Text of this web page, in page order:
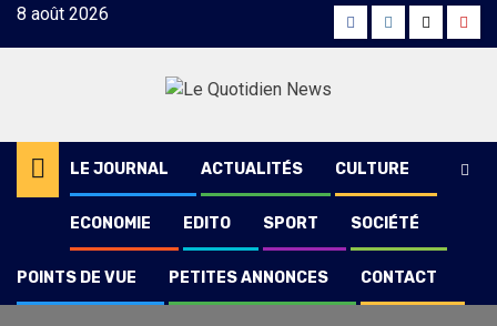
Skip8 août 2026 FacebookInstagram
Twitter
LE JOURNAL ACTUALITÉS CULTURE
ECONOMIE EDITO SPORT SOCIÉTÉ
POINTS DE VUE PETITES ANNONCES CONTACT